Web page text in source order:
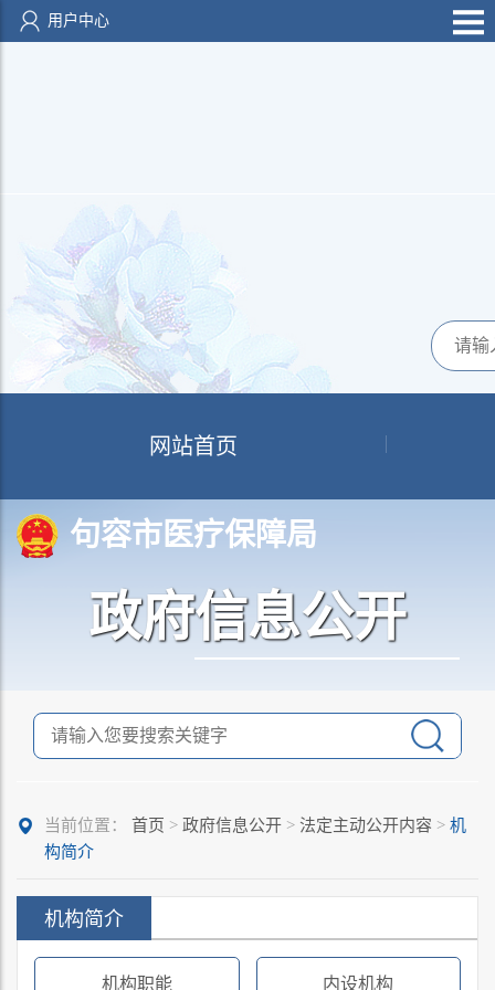
用户中心
网站首页
句容市医疗保障局
政府信息公开
当前位置： 首页 > 政府信息公开 > 法定主动公开内容 > 机
构简介
机构简介
机构职能 内设机构